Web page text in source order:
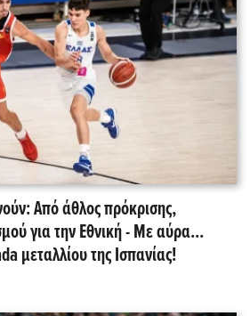
Από άθλος πρόκρισης,
για την Εθνική - Με αύρα...
μεταλλίου της Ισπανίας!